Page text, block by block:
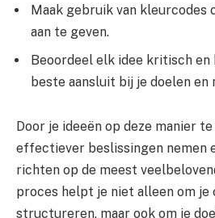
Maak gebruik van kleurcodes
aan te geven.
Beoordeel elk idee kritisch en
beste aansluit bij je doelen en
Door je ideeën op deze manier
effectiever beslissingen nemen
richten op de meest
proces helpt je niet alleen om
structureren, maar ook om je